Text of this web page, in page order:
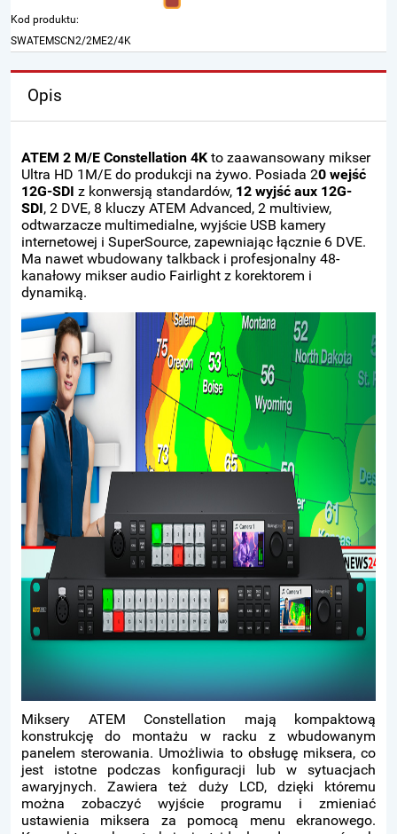
Kod produktu:
SWATEMSCN2/2ME2/4K
Opis
ATEM 2 M/E Constellation 4K to zaawansowany mikser
Ultra HD 1M/E do produkcji na żywo. Posiada 20 wejść
12G-SDI z konwersją standardów, 12 wyjść aux 12G-
SDI, 2 DVE, 8 kluczy ATEM Advanced, 2 multiview,
odtwarzacze multimedialne, wyjście USB kamery
internetowej i SuperSource, zapewniając łącznie 6 DVE.
Ma nawet wbudowany talkback i profesjonalny 48-
kanałowy mikser audio Fairlight z korektorem i
dynamiką.
Miksery ATEM Constellation mają kompaktową
konstrukcję do montażu w racku z wbudowanym
panelem sterowania. Umożliwia to obsługę miksera, co
jest istotne podczas konfiguracji lub w sytuacjach
awaryjnych. Zawiera też duży LCD, dzięki któremu
można zobaczyć wyjście programu i zmieniać
ustawienia miksera za pomocą menu ekranowego.